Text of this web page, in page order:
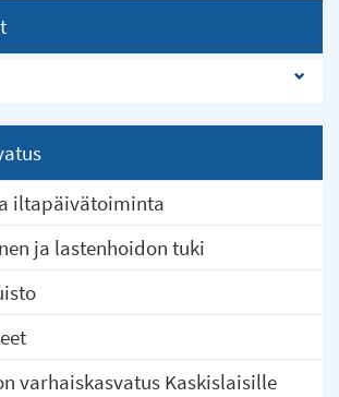
iltapäivätoiminta
ja lastenhoidon tuki
varhaiskasvatus Kaskislaisille